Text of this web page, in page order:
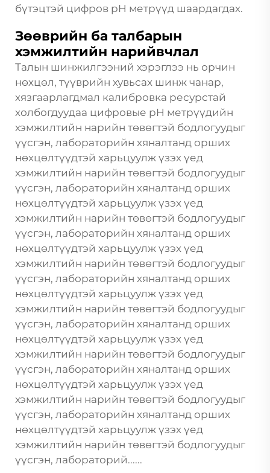
бүтэцтэй цифров pH метрүүд шаардагдах.
Зөөврийн ба талбарын
хэмжилтийн нарийвчлал
Талын шинжилгээний хэрэглээ нь орчин
нөхцөл, түүврийн хувьсах шинж чанар,
хязгаарлагдмал калибровка ресурстай
холбогдуудаа цифровые pH метрүүдийн
хэмжилтийн нарийн төвөгтэй бодлогуудыг
үүсгэн, лабораторийн хяналтанд орших
нөхцөлтүүдтэй харьцуулж үзэх үед
хэмжилтийн нарийн төвөгтэй бодлогуудыг
үүсгэн, лабораторийн хяналтанд орших
нөхцөлтүүдтэй харьцуулж үзэх үед
хэмжилтийн нарийн төвөгтэй бодлогуудыг
үүсгэн, лабораторийн хяналтанд орших
нөхцөлтүүдтэй харьцуулж үзэх үед
хэмжилтийн нарийн төвөгтэй бодлогуудыг
үүсгэн, лабораторийн хяналтанд орших
нөхцөлтүүдтэй харьцуулж үзэх үед
хэмжилтийн нарийн төвөгтэй бодлогуудыг
үүсгэн, лабораторийн хяналтанд орших
нөхцөлтүүдтэй харьцуулж үзэх үед
хэмжилтийн нарийн төвөгтэй бодлогуудыг
үүсгэн, лабораторийн хяналтанд орших
нөхцөлтүүдтэй харьцуулж үзэх үед
хэмжилтийн нарийн төвөгтэй бодлогуудыг
үүсгэн, лабораторийн хяналтанд орших
нөхцөлтүүдтэй харьцуулж үзэх үед
хэмжилтийн нарийн төвөгтэй бодлогуудыг
үүсгэн, лабораторий......